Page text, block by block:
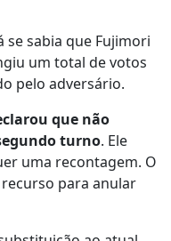
se sabia que Fujimori
um total de votos
pelo adversário.
que não
turno. Ele
uma recontagem. O
para anular